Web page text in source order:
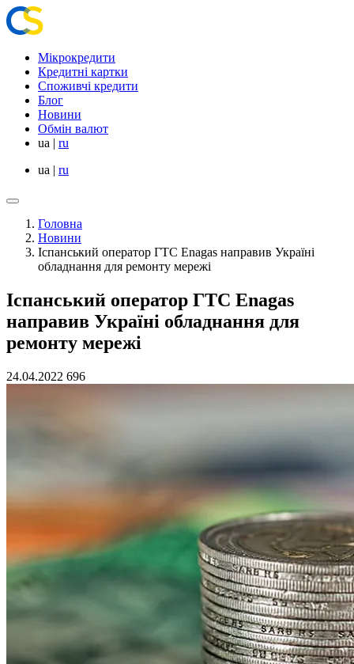
Мікрокредити
Кредитні картки
Споживчі кредити
Блог
Новини
Обмін валют
ua | ru
ua | ru
Головна
Новини
Іспанський оператор ГТС Enagas направив Україні
обладнання для ремонту мережі
Іспанський оператор ГТС Enagas
направив Україні обладнання для
ремонту мережі
24.04.2022 696